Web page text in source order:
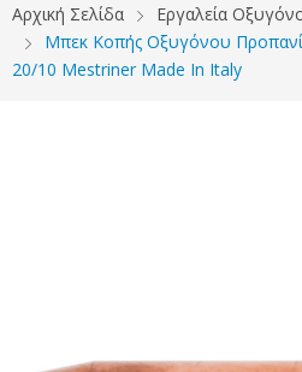
Αρχική Σελίδα Εργαλεία
Μπεκ Κοπής Οξυγόνου
20/10 Mestriner Made In Italy